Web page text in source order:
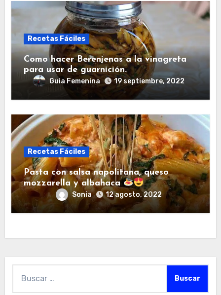
Recetas Fáciles
Como hacer Berenjenas a la vinagreta
para usar de guarnición.
Guia Femenina 19 septiembre, 2022
Recetas Fáciles
Pasta con salsa napolitana, queso
mozzarella y albahaca
Sonia 12 agosto, 2022